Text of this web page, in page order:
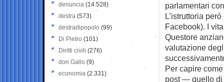
parlamentari
L’istruttoria
Facebook). I
Questore
valutazione
Per capire
post — quello di
denuncia (14.528)
destra (573)
destradipopolo (99)
Di Pietro (101)
Diritti civili (276)
don Gallo (9)
economia (2.331)